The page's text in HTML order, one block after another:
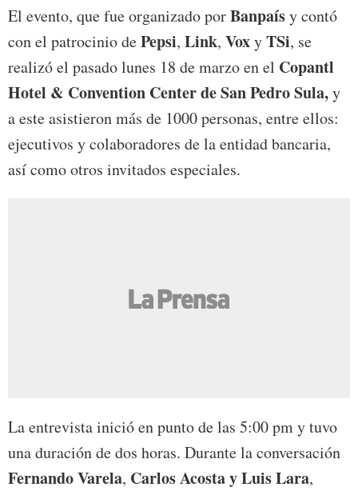
El evento, que fue organizado porBanpaísy contó
con el patrocinio dePepsi, Link, VoxyTSi, se
realizó el pasado lunes 18 de marzo en el Copantl
Hotel & Convention Center de San Pedro Sula,y
a este asistieron más de 1000 personas, entre ellos:
ejecutivos y colaboradores de la entidad bancaria,
así como otros invitados especiales.
La entrevista inició en punto de las 5:00 pm y tuvo
una duración de dos horas. Durante la conversación
Fernando Varela, Carlos Acosta y Luis Lara,